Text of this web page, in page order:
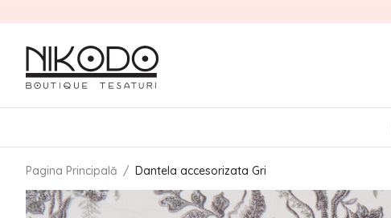
Pagina Principală / Dantela accesorizata Gri